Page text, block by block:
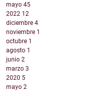
mayo 45
2022 12
diciembre 4
noviembre 1
octubre 1
agosto 1
junio 2
marzo 3
2020 5
mayo 2